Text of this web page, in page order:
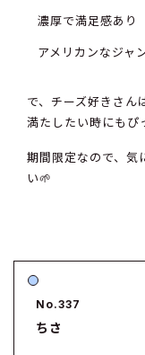
濃厚で満足感あり
アメリカンなジャ
で、チーズ好きさん
満たしたい時にもぴ
期間限定なので、気
い🌱
No.337
ちさ